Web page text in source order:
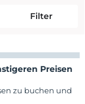
Filter
Preisen
zu buchen und